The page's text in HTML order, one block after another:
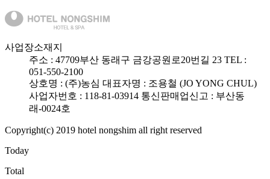
사업장소재지
주소 : 47709부산 동래구 금강공원로20번길 23 TEL :
051-550-2100
상호명 : (주)농심 대표자명 : 조용철 (JO YONG CHUL)
사업자번호 : 118-81-03914 통신판매업신고 : 부산동
래-0024호
Copyright(c) 2019 hotel nongshim all right reserved
Today
Total